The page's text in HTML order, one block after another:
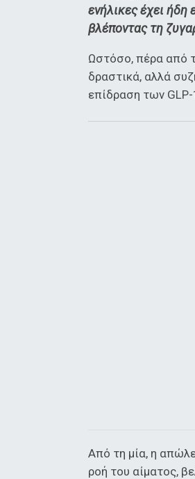
ενήλικες έχει ήδη
βλέποντας τη
Ωστόσο, πέρα από
δραστικά, αλλά
επίδραση των GLP-
Από τη μία, η
ροή του αίματος,